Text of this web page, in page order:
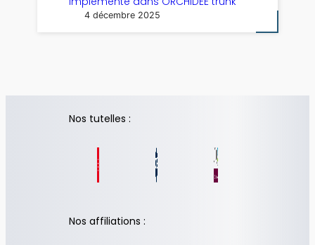
4 décembre 2025
Nos tutelles :
Nos affiliations :